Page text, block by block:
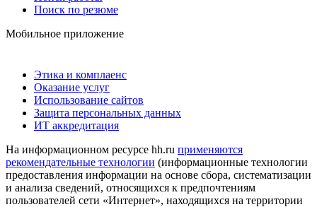
Поиск по резюме
Мобильное приложение
Этика и комплаенс
Оказание услуг
Использование сайтов
Защита персональных данных
ИТ аккредитация
На информационном ресурсе hh.ru применяются
рекомендательные технологии (информационные технологии
предоставления информации на основе сбора, систематизации
и анализа сведений, относящихся к предпочтениям
пользователей сети «Интернет», находящихся на территории